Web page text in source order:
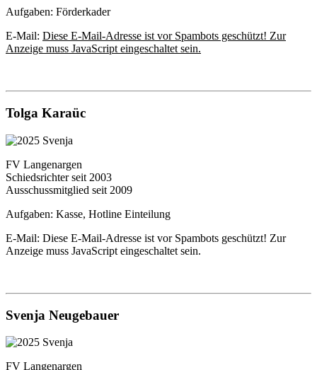
Aufgaben: Förderkader
E-Mail: Diese E-Mail-Adresse ist vor Spambots geschützt! Zur
Anzeige muss JavaScript eingeschaltet sein.
Tolga Karaüc
FV Langenargen
Schiedsrichter seit 2003
Ausschussmitglied seit 2009
Aufgaben: Kasse, Hotline Einteilung
E-Mail: Diese E-Mail-Adresse ist vor Spambots geschützt! Zur
Anzeige muss JavaScript eingeschaltet sein.
Svenja Neugebauer
FV Langenargen